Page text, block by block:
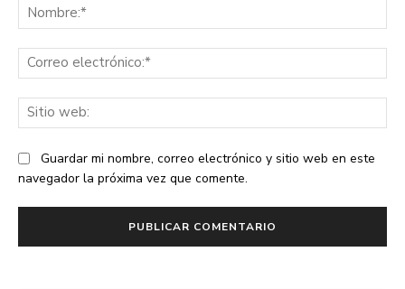
Guardar mi nombre, correo electrónico y sitio web en este
navegador la próxima vez que comente.